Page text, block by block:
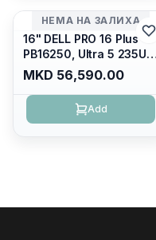
НЕМА НА ЗАЛИХА
16" DELL PRO 16 Plus
PB16250, Ultra 5 235U
Vpro/16gb RAM (1x16gb)
5600 Mhz DDR5/ 512GB
SSD Nvme
2230/cam+mic,bt/backlit
MKD 56,590.00
Add